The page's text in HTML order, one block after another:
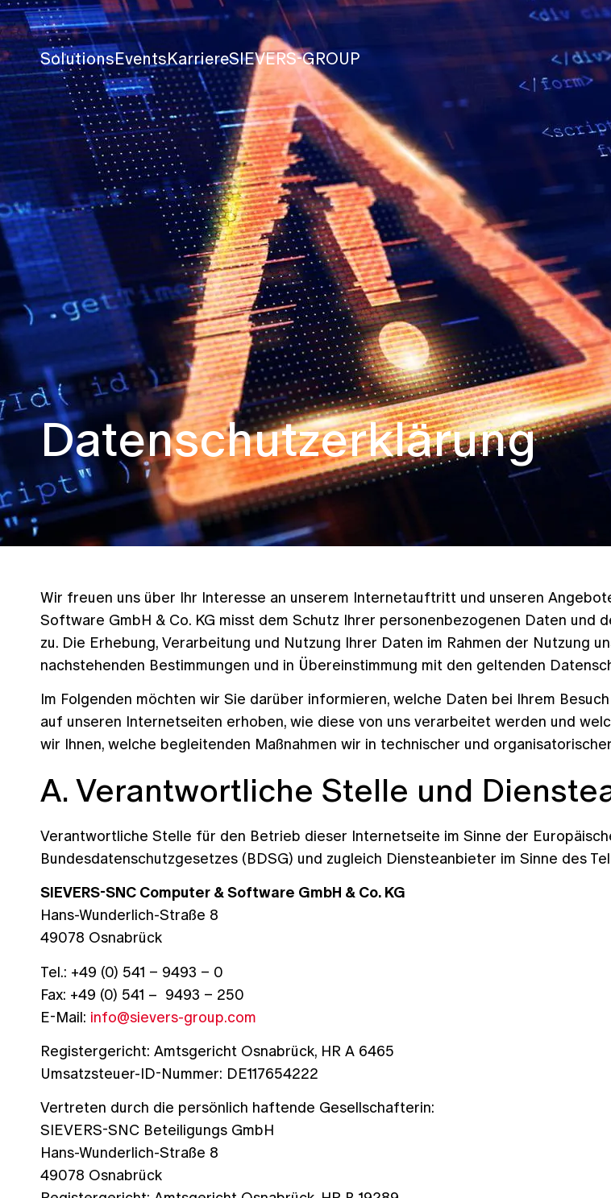
Solutions
Künstliche Intelligenz
Datenmanagement
Business Analytics
Unified Communication and Collaboration
Customer Relationship Management
Digital Workplace
Enterprise Content Management
Enterprise Resource Planning
Hybrid Cloud
IT-Security
Netzwerk
Events
Events
Webcasts
Aufzeichnungen
Schulungen
SIEVERS-WORLD
SIEVERS Forum
KarriereSIEVERS-GROUP
Blog
The place to be.
Unternehmen
Partner
Referenzen
Kontakt
Datenschutzerklärung
Wir freuen uns über Ihr Interesse an unserem Internetauftritt und unseren
Software GmbH & Co. KG misst dem Schutz Ihrer personenbezogenen Daten
zu. Die Erhebung, Verarbeitung und Nutzung Ihrer Daten im Rahmen der
nachstehenden Bestimmungen und in Übereinstimmung mit den geltenden
Im Folgenden möchten wir Sie darüber informieren, welche Daten bei Ihrem
auf unseren Internetseiten erhoben, wie diese von uns verarbeitet werden und
wir Ihnen, welche begleitenden Maßnahmen wir in technischer und
A. Verantwortliche Stelle und
Verantwortliche Stelle für den Betrieb dieser Internetseite im Sinne der
Bundesdatenschutzgesetzes (BDSG) und zugleich Diensteanbieter im Sinne des
SIEVERS-SNC Computer & Software GmbH & Co. KG
Hans-Wunderlich-Straße 8
49078 Osnabrück
Tel.: +49 (0) 541 – 9493 – 0
Fax: +49 (0) 541 – 9493 – 250
E-Mail: info@sievers-group.com
Registergericht: Amtsgericht Osnabrück, HR A 6465
Umsatzsteuer-ID-Nummer: DE117654222
Vertreten durch die persönlich haftende Gesellschafterin:
SIEVERS-SNC Beteiligungs GmbH
Hans-Wunderlich-Straße 8
49078 Osnabrück